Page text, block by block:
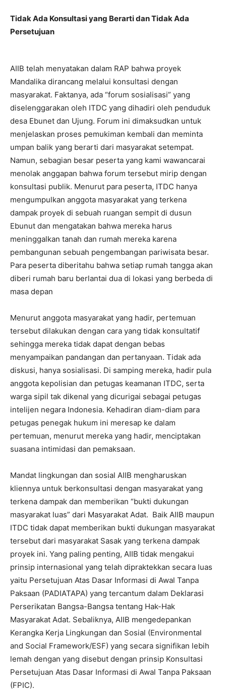
Tidak Ada Konsultasi yang Berarti dan Tidak Ada
Persetujuan
AIIB telah menyatakan dalam RAP bahwa proyek
Mandalika dirancang melalui konsultasi dengan
masyarakat. Faktanya, ada “forum sosialisasi” yang
diselenggarakan oleh ITDC yang dihadiri oleh penduduk
desa Ebunet dan Ujung. Forum ini dimaksudkan untuk
menjelaskan proses pemukiman kembali dan meminta
umpan balik yang berarti dari masyarakat setempat.
Namun, sebagian besar peserta yang kami wawancarai
menolak anggapan bahwa forum tersebut mirip dengan
konsultasi publik. Menurut para peserta, ITDC hanya
mengumpulkan anggota masyarakat yang terkena
dampak proyek di sebuah ruangan sempit di dusun
Ebunut dan mengatakan bahwa mereka harus
meninggalkan tanah dan rumah mereka karena
pembangunan sebuah pengembangan pariwisata besar.
Para peserta diberitahu bahwa setiap rumah tangga akan
diberi rumah baru berlantai dua di lokasi yang berbeda di
masa depan
Menurut anggota masyarakat yang hadir, pertemuan
tersebut dilakukan dengan cara yang tidak konsultatif
sehingga mereka tidak dapat dengan bebas
menyampaikan pandangan dan pertanyaan. Tidak ada
diskusi, hanya sosialisasi. Di samping mereka, hadir pula
anggota kepolisian dan petugas keamanan ITDC, serta
warga sipil tak dikenal yang dicurigai sebagai petugas
intelijen negara Indonesia. Kehadiran diam-diam para
petugas penegak hukum ini meresap ke dalam
pertemuan, menurut mereka yang hadir, menciptakan
suasana intimidasi dan pemaksaan.
Mandat lingkungan dan sosial AIIB mengharuskan
kliennya untuk berkonsultasi dengan masyarakat yang
terkena dampak dan memberikan “bukti dukungan
masyarakat luas” dari Masyarakat Adat. Baik AIIB maupun
ITDC tidak dapat memberikan bukti dukungan masyarakat
tersebut dari masyarakat Sasak yang terkena dampak
proyek ini. Yang paling penting, AIIB tidak mengakui
prinsip internasional yang telah dipraktekkan secara luas
yaitu Persetujuan Atas Dasar Informasi di Awal Tanpa
Paksaan (PADIATAPA) yang tercantum dalam Deklarasi
Perserikatan Bangsa-Bangsa tentang Hak-Hak
Masyarakat Adat. Sebaliknya, AIIB mengedepankan
Kerangka Kerja Lingkungan dan Sosial (Environmental
and Social Framework/ESF) yang secara signifikan lebih
lemah dengan yang disebut dengan prinsip Konsultasi
Persetujuan Atas Dasar Informasi di Awal Tanpa Paksaan
(FPIC).